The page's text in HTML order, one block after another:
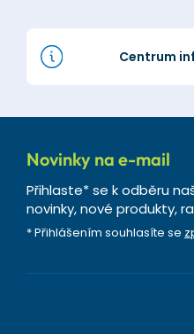
Centrum
Novinky na e-mail
Přihlaste* se k odběru
novinky, nové produkty,
* Přihlášením souhlasíte se